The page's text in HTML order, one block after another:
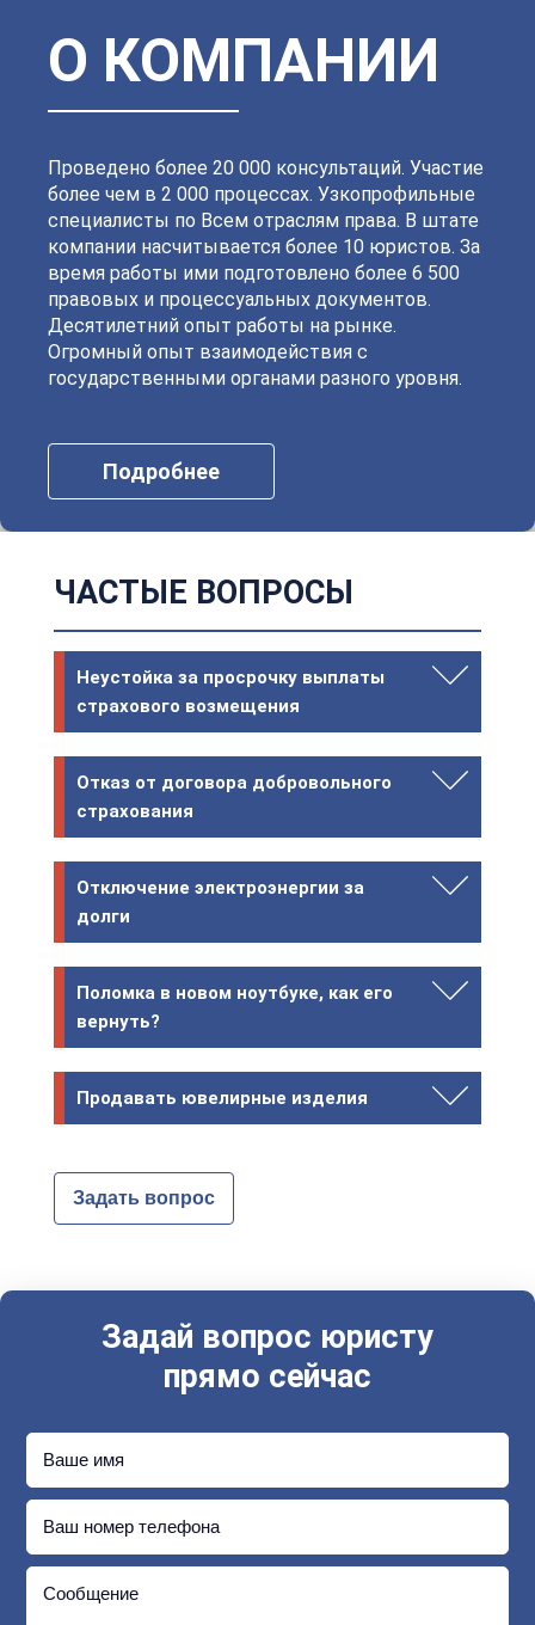
Московский
Невский Октябрьский
Петроградский
Петродворцовый
Приморский Пушкинский
Сестрорецкий
Смольнинский
О КОМПАНИИ
Проведено более 20 000 консультаций. Участие
более чем в 2 000 процессах. Узкопрофильные
специалисты по Всем отраслям права. В штате
компании насчитывается более 10 юристов. За
время работы ими подготовлено более 6 500
правовых и процессуальных документов.
Десятилетний опыт работы на рынке.
Огромный опыт взаимодействия с
государственными органами разного уровня.
Подробнее
ЧАСТЫЕ ВОПРОСЫ
Неустойка за просрочку выплаты
страхового возмещения
Отказ от договора добровольного
страхования
Отключение электроэнергии за
долги
Поломка в новом ноутбуке, как его
вернуть?
Продавать ювелирные изделия
Задать вопрос
Задай вопрос юристу
прямо сейчас
Ваше имя
Ваш номер телефона
Сообщение